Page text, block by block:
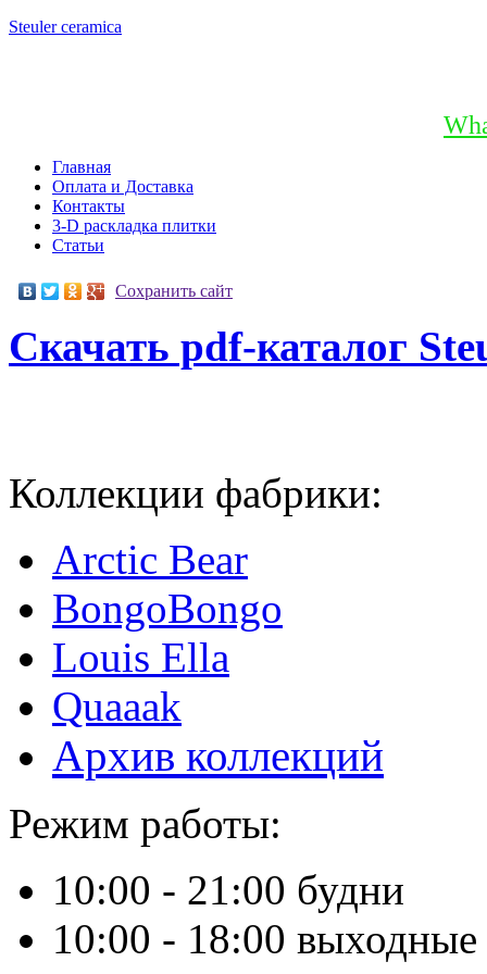
Steulerceramica
Главная
Оплата и Доставка
Контакты
3-D раскладка плитки
Статьи
Сохранить сайт
Скачать pdf-каталог
Коллекции фабрики:
Arctic Bear
BongoBongo
Louis Ella
Quaaak
Архив коллекций
Режим работы:
10:00 - 21:00 будни
10:00 - 18:00 выходные